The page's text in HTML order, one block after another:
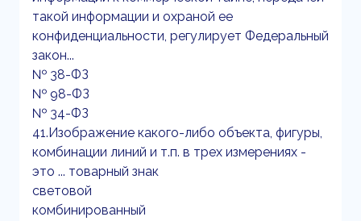
такой информации и охраной ее
конфиденциальности, регулирует Федеральный
закон...
№ 38-ФЗ
№ 98-ФЗ
№ 34-ФЗ
41.Изображение какого-либо объекта, фигуры,
комбинации линий и т.п. в трех измерениях -
это ... товарный знак
световой
комбинированный